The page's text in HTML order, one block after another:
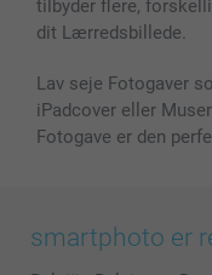
tilbyder flere,
dit Lærredsbillede.
Lav seje Fotogaver
iPadcover eller
Fotogave er den
smartphoto er